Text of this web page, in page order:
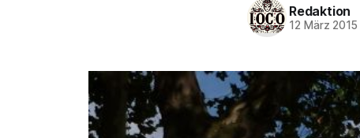
Redaktion
12 März 2015